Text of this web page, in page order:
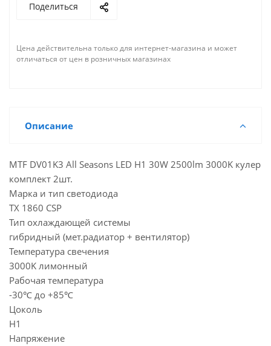
Поделиться
Цена действительна только для интернет-магазина и может
отличаться от цен в розничных магазинах
Описание
MTF DV01K3 All Seasons LED H1 30W 2500lm 3000K кулер
комплект 2шт.
Марка и тип светодиода
TX 1860 CSP
Тип охлаждающей системы
гибридный (мет.радиатор + вентилятор)
Температура свечения
3000K лимонный
Рабочая температура
-30℃ до +85℃
Цоколь
H1
Напряжение